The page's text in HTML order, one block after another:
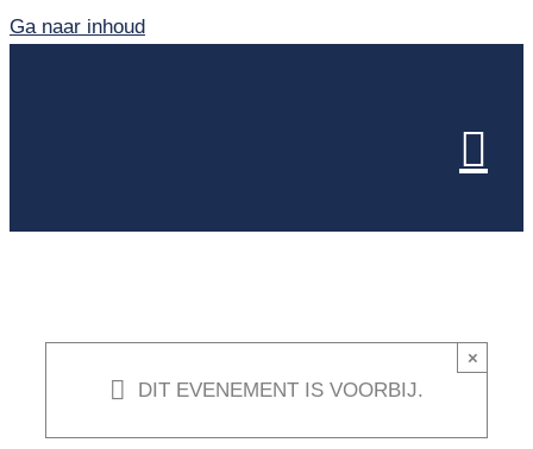
Ga naar inhoud
DIT EVENEMENT IS VOORBIJ.
×